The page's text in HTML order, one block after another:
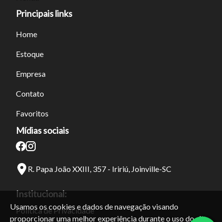
Usamos os cookies e dados de navegação visando
proporcionar uma melhor experiência durante o uso do site.
Principais links
Home
Estoque
Empresa
Contato
Favoritos
Mídias sociais
R. Papa João XXIII, 357 - Iririú, Joinville-SC
Institucional:
Política de Privacidade